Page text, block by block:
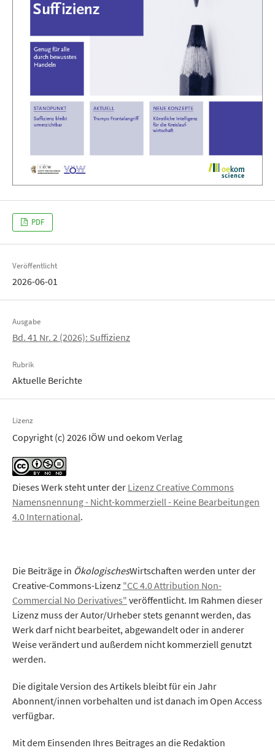
PDF
Veröffentlicht
2026-06-01
Ausgabe
Bd. 41 Nr. 2 (2026): Suffizienz
Rubrik
Aktuelle Berichte
Lizenz
Copyright (c) 2026 IÖW und oekom Verlag
Dieses Werk steht unter der Lizenz Creative Commons
Namensnennung - Nicht-kommerziell - Keine Bearbeitungen
4.0 International.
Die Beiträge in ÖkologischesWirtschaften werden unter der
Creative-Commons-Lizenz "CC 4.0 Attribution Non-
Commercial No Derivatives" veröffentlicht. Im Rahmen dieser
Lizenz muss der Autor/Urheber stets genannt werden, das
Werk darf nicht bearbeitet, abgewandelt oder in anderer
Weise verändert und außerdem nicht kommerziell genutzt
werden.
Die digitale Version des Artikels bleibt für ein Jahr
Abonnent/innen vorbehalten und ist danach im Open Access
verfügbar.
Mit dem Einsenden Ihres Beitrages an die Redaktion